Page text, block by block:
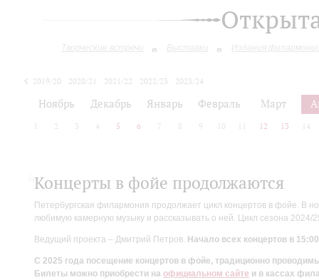
Творческие встречи Выставки Издания
2019/20 2020/21 2021/22 2022/23
2023/24
Ноябрь Декабрь Январь Февраль Март
2 3 4 5 6 7 8 9 10 12 13 14
Концерты в фойе продолжаются
Петербургская филармония продолжает цикл концертов в фойе. В
любимую камерную музыку и рассказывать о ней. Цикл сезона
Ведущий проекта – Дмитрий Петров. Начало всех концертов в
С 2025 года посещение концертов в фойе, традиционно
Билеты можно приобрести на официальном сайте и в кассах